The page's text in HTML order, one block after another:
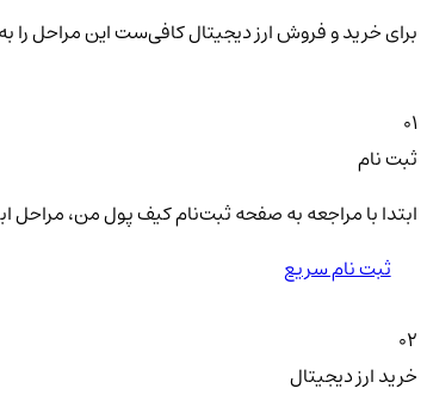
برای خرید و فروش ارز دیجیتال کافی‌ست این مراحل را
01
ثبت نام
ابتدا با مراجعه به صفحه ثبت‌نام کیف‌ پول من، مراحل
ثبت نام سریع
02
خرید ارز دیجیتال